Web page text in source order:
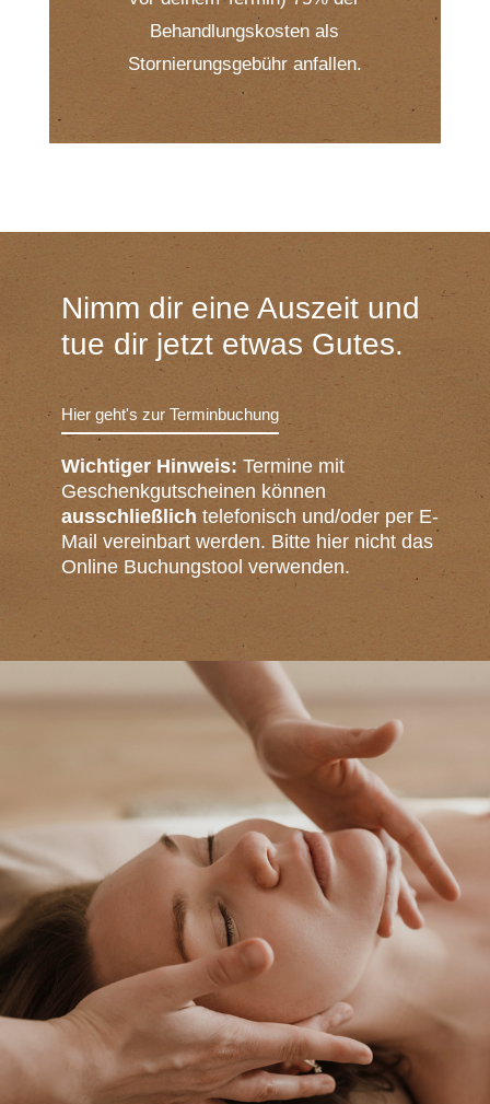
Behandlungskosten als
Stornierungsgebühr anfallen.
Nimm dir eine Auszeit und
tue dir jetzt etwas Gutes.
Hier geht's zur Terminbuchung
Wichtiger Hinweis: Termine mit
Geschenkgutscheinen können
ausschließlich telefonisch und/oder per E-
Mail vereinbart werden. Bitte hier nicht das
Online Buchungstool verwenden.